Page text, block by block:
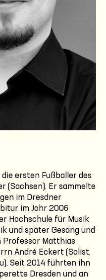
ersten Fußballer des
(Sachsen). Er sammelte
im Dresdner
im Jahr 2006
Hochschule für Musik
und später Gesang und
Professor Matthias
André Eckert (Solist,
Seit 2014 führten ihn
Dresden und an